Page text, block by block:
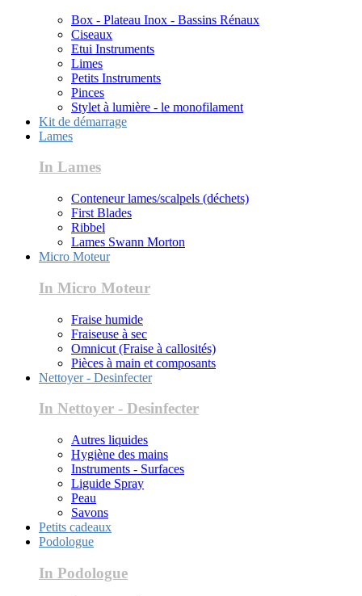
Box - Plateau Inox - Bassins Rénaux
Ciseaux
Etui Instruments
Limes
Petits Instruments
Pinces
Stylet à lumière - le monofilament
Kit de démarrage
Lames
In Lames
Conteneur lames/scalpels (déchets)
First Blades
Ribbel
Lames Swann Morton
Micro Moteur
In Micro Moteur
Fraise humide
Fraiseuse à sec
Omnicut (Fraise à callosités)
Pièces à main et composants
Nettoyer - Desinfecter
In Nettoyer - Desinfecter
Autres liquides
Hygiène des mains
Instruments - Surfaces
Liguide Spray
Peau
Savons
Petits cadeaux
Podologue
In Podologue